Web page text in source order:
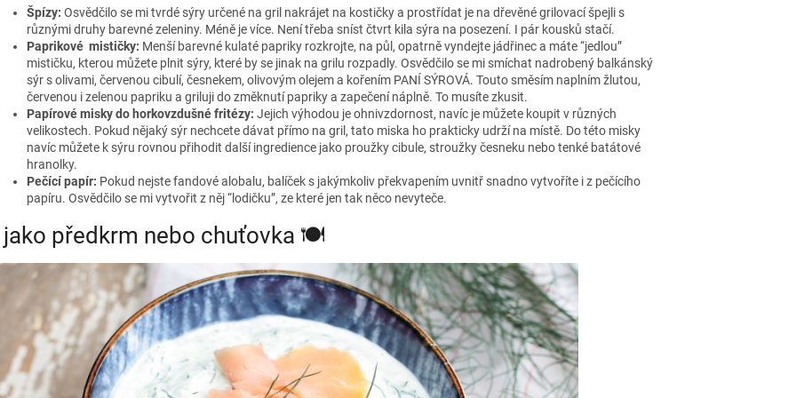
Špízy: Osvědčilo se mi tvrdé sýry určené na gril nakrájet na kostičky a prostřídat je na dřevěné grilovací špejli s
různými druhy barevné zeleniny. Méně je více. Není třeba sníst čtvrt kila sýra na posezení. I pár kousků stačí.
Paprikové mističky: Menší barevné kulaté papriky rozkrojte, na půl, opatrně vyndejte jádřinec a máte “jedlou”
mističku, kterou můžete plnit sýry, které by se jinak na grilu rozpadly. Osvědčilo se mi smíchat nadrobený balkánský
sýr s olivami, červenou cibulí, česnekem, olivovým olejem a kořením PANÍ SÝROVÁ. Touto směsím naplním žlutou,
červenou i zelenou papriku a griluji do změknutí papriky a zapečení náplně. To musíte zkusit.
Papírové misky do horkovzdušné fritézy: Jejich výhodou je ohnivzdornost, navíc je můžete koupit v různých
velikostech. Pokud nějaký sýr nechcete dávat přímo na gril, tato miska ho prakticky udrží na místě. Do této misky
navíc můžete k sýru rovnou přihodit další ingredience jako proužky cibule, stroužky česneku nebo tenké batátové
hranolky.
Pečící papír: Pokud nejste fandové alobalu, balíček s jakýmkoliv překvapením uvnitř snadno vytvoříte i z pečícího
papíru. Osvědčilo se mi vytvořit z něj “lodičku”, ze které jen tak něco nevyteče.
jako předkrm nebo chuťovka 🍽️